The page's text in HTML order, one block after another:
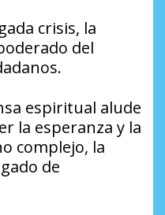
crisis, la
del
espiritual alude
la esperanza y la
complejo, la
de